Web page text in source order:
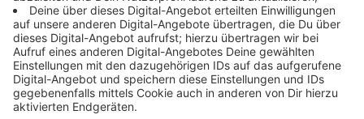
Wälschbachstadion in Kommern zu erweitern, damit
die TuS Mechernich und der VfL Kommern hier künftig
gemeinsam trainieren und spielen können. Neben dem
Problem der fehlenden Investoren kommen noch
rechtliche Probleme bei der Bezirksregierung. Es ist
noch zu klären, ob aus dem Eifelstadion überhaupt